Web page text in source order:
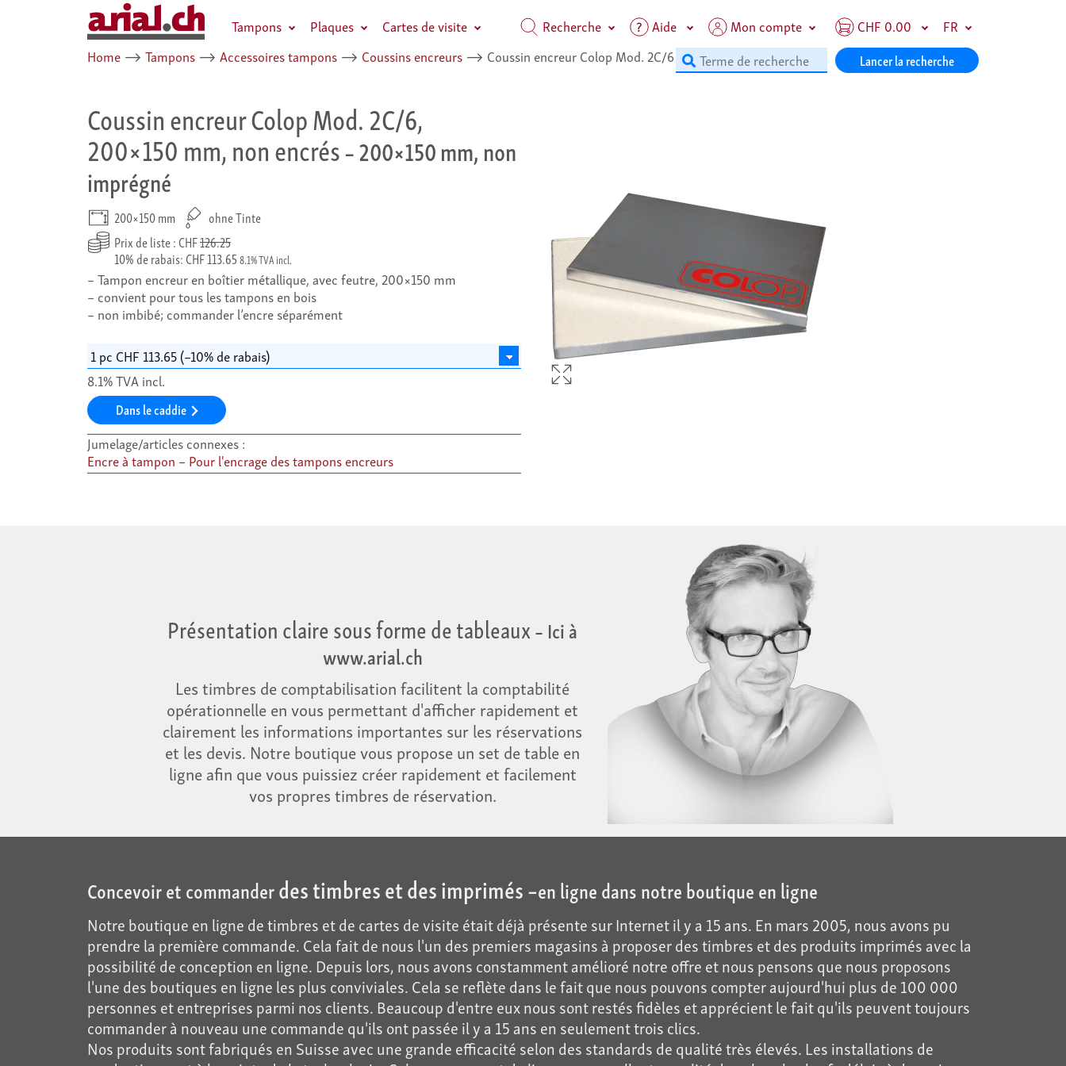
Tampons Plaques Cartes de visite Recherche Aide Mon compte CHF 0.00
FR
Home ⟶ Tampons ⟶ Accessoires tampons ⟶ Coussins encreurs ⟶ Coussin encreur Colop Mod. 2C/6 Lancer la recherche
Coussin encreur Colop Mod. 2C/6,
200×150 mm, non encrés– 200×150 mm, non
imprégné
200×150 mm
ohne Tinte
Prix de liste : CHF126.25
10% de rabais: CHF 113.658.1% TVA incl.
Tampon encreur en boîtier métallique, avec feutre, 200×150 mm
convient pour tous les tampons en bois
non imbibé; commander l’encre séparément
8.1% TVA incl.
Dans le caddie
Jumelage/articles connexes :
Encre à tampon – Pour l'encrage des tampons encreurs
Présentation claire sous forme de tableaux– Ici à
www.arial.ch
Les timbres de comptabilisation facilitent la comptabilité
opérationnelle en vous permettant d'afficher rapidement et
clairement les informations importantes sur les réservations
et les devis. Notre boutique vous propose un set de table en
ligne afin que vous puissiez créer rapidement et facilement
vos propres timbres de réservation.
Concevoir et commanderdes timbres et des imprimés –en ligne dans notre boutique en ligne
Notre boutique en ligne de timbres et de cartes de visite était déjà présente sur Internet il y a 15 ans. En mars 2005, nous avons pu
prendre la première commande. Cela fait de nous l'un des premiers magasins à proposer des timbres et des produits imprimés avec la
possibilité de conception en ligne. Depuis lors, nous avons constamment amélioré notre offre et nous pensons que nous proposons
l'une des boutiques en ligne les plus conviviales. Cela se reflète dans le fait que nous pouvons compter aujourd'hui plus de 100 000
personnes et entreprises parmi nos clients. Beaucoup d'entre eux nous sont restés fidèles et apprécient le fait qu'ils peuvent toujours
commander à nouveau une commande qu'ils ont passée il y a 15 ans en seulement trois clics.
Nos produits sont fabriqués en Suisse avec une grande efficacité selon des standards de qualité très élevés. Les installations de